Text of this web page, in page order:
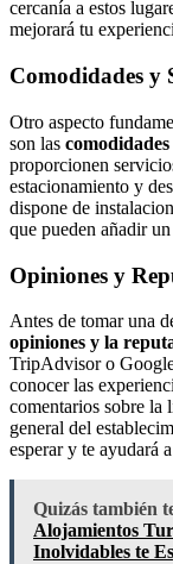
cercanía a estos
mejorará tu
Comodidades y
Otro aspecto
son las
proporcionen
estacionamiento y
dispone de
que pueden añadir
Opiniones y
Antes de tomar una
opiniones y la
TripAdvisor o
conocer las
comentarios sobre la
general del
esperar y te ayudará
Quizás también
Alojamientos
Inolvidables te